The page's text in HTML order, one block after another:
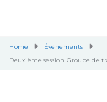
Home
Évènements
Deuxième session Groupe de